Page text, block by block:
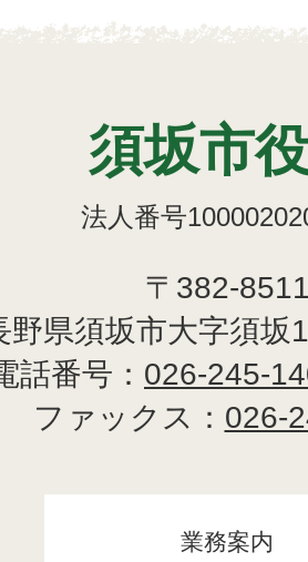
須坂市
法人番号
〒382-
野県須坂市大字須坂
話番号： 026-245-
ファックス： 026-
業務案内